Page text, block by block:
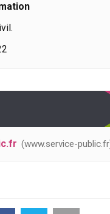
www.service-public.fr